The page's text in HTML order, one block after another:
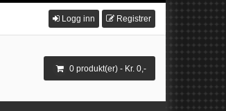
Logg inn Registrer
0 produkt(er) - Kr. 0,-